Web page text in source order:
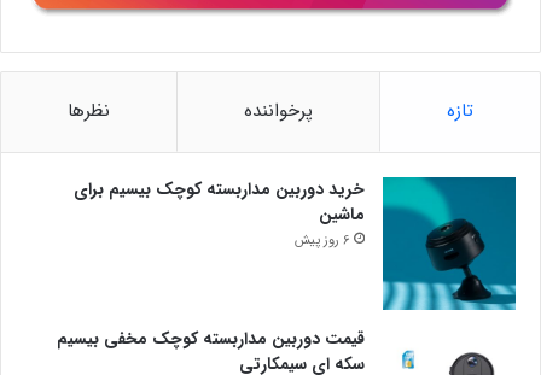
تازه پرخواننده نظرها
خرید دوربین مداربسته کوچک بیسیم برای
ماشین
6 روز پیش
قیمت دوربین مداربسته کوچک مخفی بیسیم
سکه ای سیمکارتی